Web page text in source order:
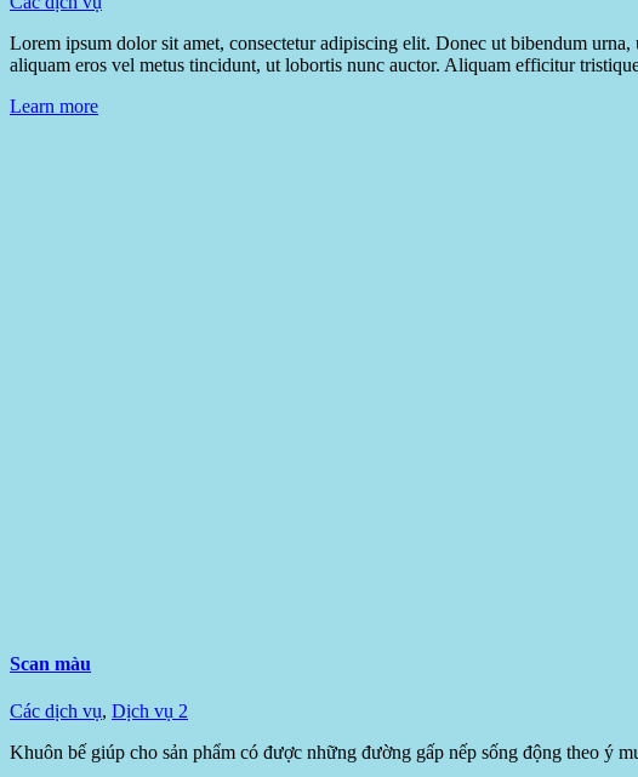
Lorem ipsum dolor sit amet, consectetur adipiscing elit. Donec ut bibendum
aliquam eros vel metus tincidunt, ut lobortis nunc auctor. Aliquam efficitur
Learn more
Scan màu
Các dịch vụ, Dịch vụ 2
Khuôn bế giúp cho sản phẩm có được những đường gấp nếp sống động theo ý